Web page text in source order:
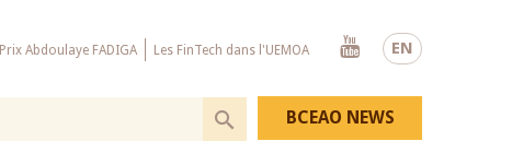
EN
Prix Abdoulaye FADIGA Les FinTech dans l'UEMOA
Youtube
BCEAO NEWS